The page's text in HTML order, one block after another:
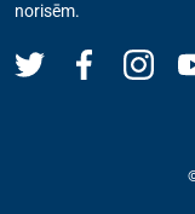
norisēm.